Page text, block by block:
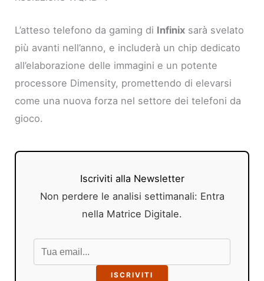
L’atteso telefono da gaming di Infinix sarà svelato
più avanti nell’anno, e includerà un chip dedicato
all’elaborazione delle immagini e un potente
processore Dimensity, promettendo di elevarsi
come una nuova forza nel settore dei telefoni da
gioco.
Iscriviti alla Newsletter
Non perdere le analisi settimanali: Entra
nella Matrice Digitale.
ISCRIVITI